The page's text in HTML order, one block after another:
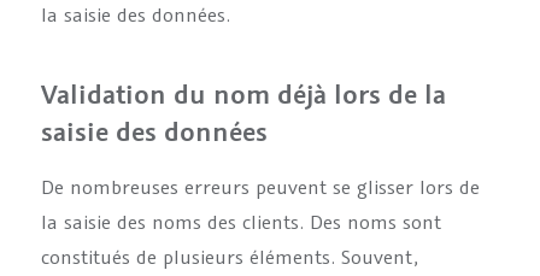
la saisie des données.
Validation du nom déjà lors de la
saisie des données
De nombreuses erreurs peuvent se glisser lors de
la saisie des noms des clients. Des noms sont
constitués de plusieurs éléments. Souvent,